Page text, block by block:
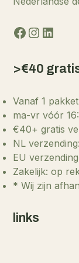
Facebook
>€40
Vanaf 1 pakket
ma-vr vóór
€40+ gratis
NL
EU
Zakelijk: op
* Wij zijn
links